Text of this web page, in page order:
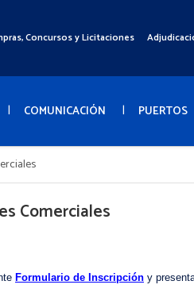
Concursos y Licitaciones
COMUNICACIÓN PUERTOS
Comerciales
Formulario de Inscripción y